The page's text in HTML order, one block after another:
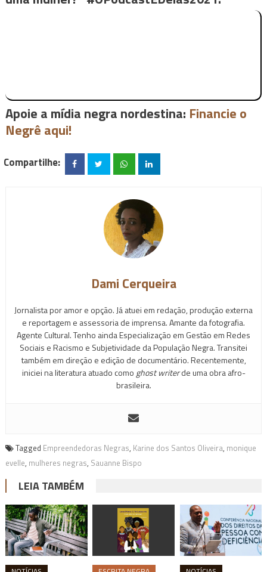
Apoie a mídia negra nordestina: Financie o
Negrê aqui!
Compartilhe:
Dami Cerqueira
Jornalista por amor e opção. Já atuei em redação, produção externa
e reportagem e assessoria de imprensa. Amante da fotografia.
Agente Cultural. Tenho ainda Especialização em Gestão em Redes
Sociais e Racismo e Subjetividade da População Negra. Transitei
também em direção e edição de documentário. Recentemente,
iniciei na literatura atuado como ghost writerde uma obra afro-
brasileira.
Tagged Empreendedoras Negras, Karine dos Santos Oliveira, monique
evelle, mulheres negras, Sauanne Bispo
LEIA TAMBÉM